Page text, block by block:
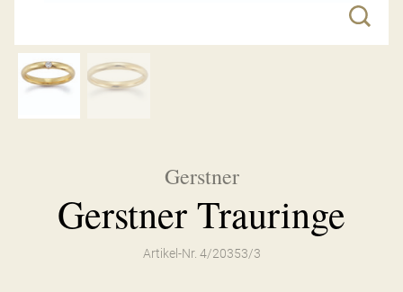
Gerstner
Gerstner Trauringe
Artikel-Nr. 4/20353/3